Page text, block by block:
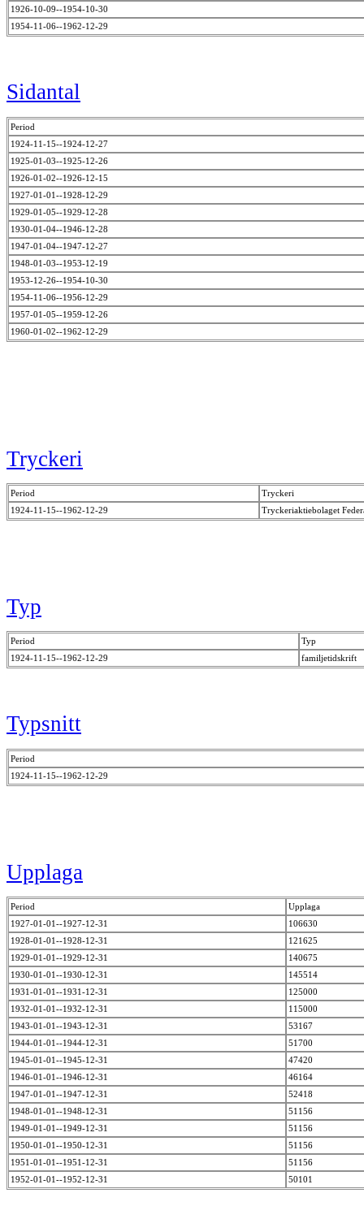
1926-10-09--1954-10-30
1954-11-06--1962-12-29
Sidantal
Period
1924-11-15--1924-12-27
1925-01-03--1925-12-26
1926-01-02--1926-12-15
1927-01-01--1928-12-29
1929-01-05--1929-12-28
1930-01-04--1946-12-28
1947-01-04--1947-12-27
1948-01-03--1953-12-19
1953-12-26--1954-10-30
1954-11-06--1956-12-29
1957-01-05--1959-12-26
1960-01-02--1962-12-29
Tryckeri
Period
Tryckeri
1924-11-15--1962-12-29
Tryckeriaktiebolaget
Typ
Period
Typ
1924-11-15--1962-12-29
familjetidskrift
Typsnitt
Period
1924-11-15--1962-12-29
Upplaga
Period
Upplaga
1927-01-01--1927-12-31
106630
1928-01-01--1928-12-31
121625
1929-01-01--1929-12-31
140675
1930-01-01--1930-12-31
145514
1931-01-01--1931-12-31
125000
1932-01-01--1932-12-31
115000
1943-01-01--1943-12-31
53167
1944-01-01--1944-12-31
51700
1945-01-01--1945-12-31
47420
1946-01-01--1946-12-31
46164
1947-01-01--1947-12-31
52418
1948-01-01--1948-12-31
51156
1949-01-01--1949-12-31
51156
1950-01-01--1950-12-31
51156
1951-01-01--1951-12-31
51156
1952-01-01--1952-12-31
50101